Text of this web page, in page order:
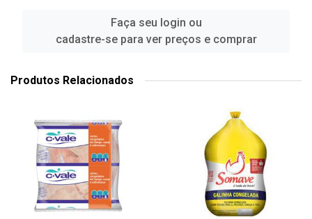
Faça seu login ou
cadastre-se para ver preços e comprar
Produtos Relacionados